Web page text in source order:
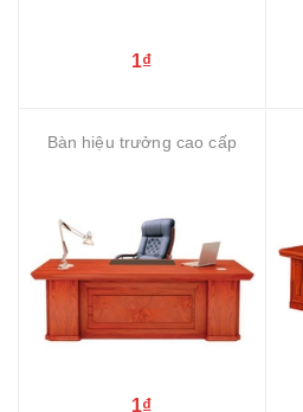
1₫
Bàn hiệu trưởng cao cấp
1₫